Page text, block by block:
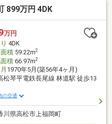
899万円 4DK
万円
4DK
積59.22m2
積66.97m2
1970年5月(築56年4ヶ月)
松琴平電鉄長尾線 林道駅 徒歩13
の交通
川県高松市上福岡町